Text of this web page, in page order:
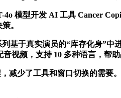
模型开发 AI 工具 Cancer
。
于真实演员的“库存化身”中
视频，支持 10 多种语言，帮助
少了工具和窗口切换的需要